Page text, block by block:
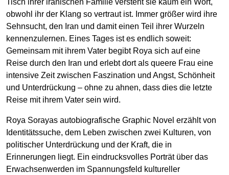
Tisch ihrer iranischen Familie versteht sie kaum ein Wort,
obwohl ihr der Klang so vertraut ist. Immer größer wird ihre
Sehnsucht, den Iran und damit einen Teil ihrer Wurzeln
kennenzulernen. Eines Tages ist es endlich soweit:
Gemeinsam mit ihrem Vater begibt Roya sich auf eine
Reise durch den Iran und erlebt dort als queere Frau eine
intensive Zeit zwischen Faszination und Angst, Schönheit
und Unterdrückung – ohne zu ahnen, dass dies die letzte
Reise mit ihrem Vater sein wird.
Roya Sorayas autobiografische Graphic Novel erzählt von
Identitätssuche, dem Leben zwischen zwei Kulturen, von
politischer Unterdrückung und der Kraft, die in
Erinnerungen liegt. Ein eindrucksvolles Porträt über das
Erwachsenwerden im Spannungsfeld kultureller